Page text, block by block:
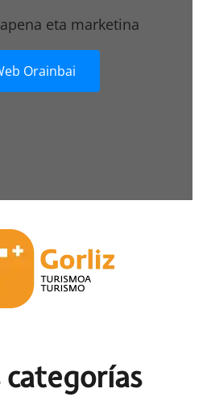
eta marketina
Orainbai
ategorías